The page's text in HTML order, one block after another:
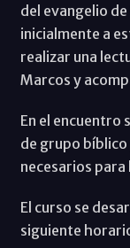
del evangelio
inicialmente a
realizar una
Marcos y
En el encuentro
de grupo
necesarios
El curso se
siguiente